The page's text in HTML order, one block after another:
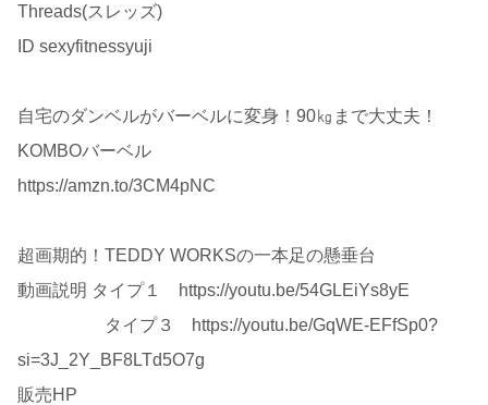
Threads(スレッズ)
ID sexyfitnessyuji
自宅のダンベルがバーベルに変身！90㎏まで大丈夫！
KOMBOバーベル
https://amzn.to/3CM4pNC
超画期的！TEDDY WORKSの一本足の懸垂台
動画説明 タイプ１ https://youtu.be/54GLEiYs8yE
タイプ３ https://youtu.be/GqWE-EFfSp0?
si=3J_2Y_BF8LTd5O7g
販売HP